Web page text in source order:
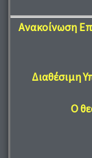
Ανακοίνωση
Διαθέσιμη
Ο